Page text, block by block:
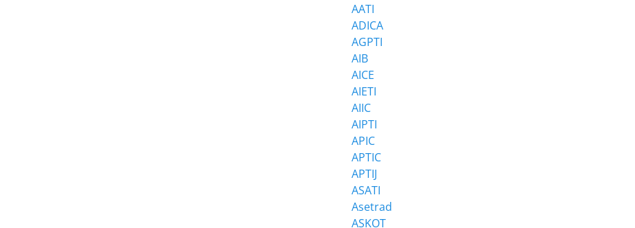
AATI
ADICA
AGPTI
AIB
AICE
AIETI
AIIC
AIPTI
APIC
APTIC
APTIJ
ASATI
Asetrad
ASKOT